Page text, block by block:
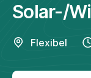
Solar-/
Flexibel